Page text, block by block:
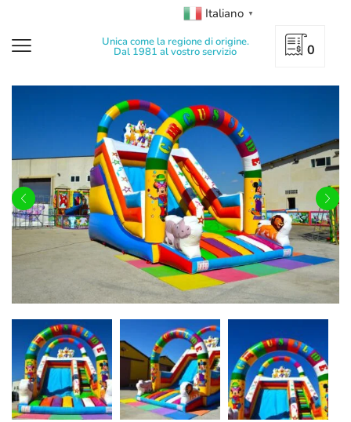
Italiano ▼
Unica come la regione di origine.
Dal 1981 al vostro servizio 0